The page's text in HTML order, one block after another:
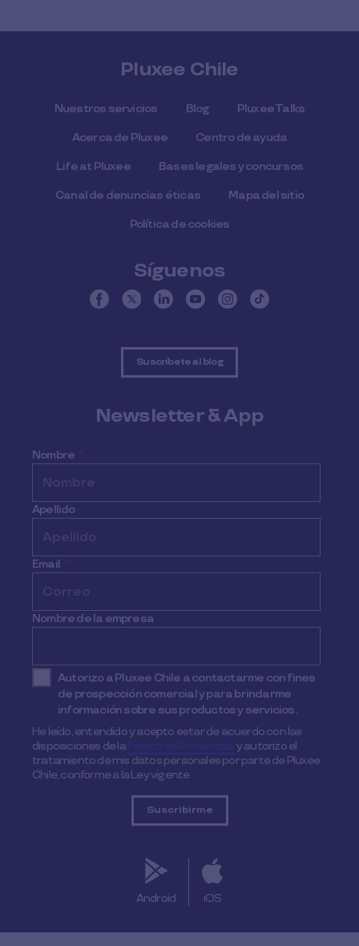
Pluxee Chile
Nuestros servicios Blog Pluxee Talks
Acerca de Pluxee Centro de ayuda
Life at Pluxee Bases legales y concursos
Canal de denuncias éticas Mapa del sitio
Política de cookies
Síguenos
Suscríbete al blog
Newsletter & App
Nombre *
Apellido
Email *
Nombre de la empresa
Autorizo a Pluxee Chile a contactarme con fines
de prospección comercial y para brindarme
información sobre sus productos y servicios.
He leído, entendido y acepto estar de acuerdo con las
disposiciones de laPolítica de Privacidad,y autorizo el
tratamiento de mis datos personales por parte de Pluxee
Chile, conforme a la Ley vigente
Android iOS